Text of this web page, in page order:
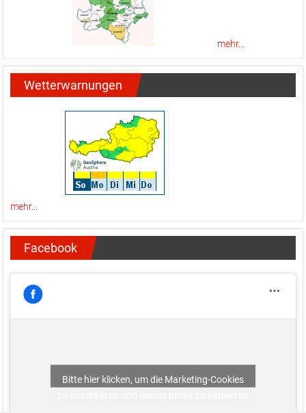
mehr...
Wetterwarnungen
mehr...
Facebook
Bitte hier klicken, um die Marketing-Cookies